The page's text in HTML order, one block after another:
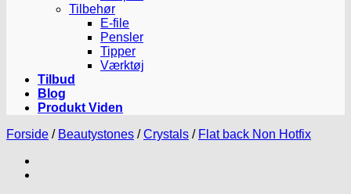
Tilbehør
E-file
Pensler
Tipper
Værktøj
Tilbud
Blog
Produkt Viden
Forside / Beautystones / Crystals / Flat back Non Hotfix